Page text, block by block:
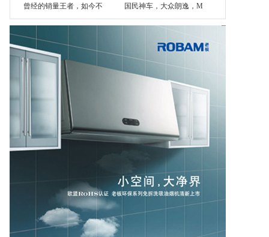
曾经的销量王者，如今不 国民神车，大众朗逸，M